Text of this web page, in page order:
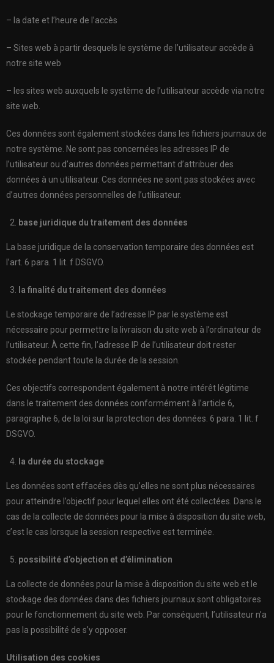
– la date et l’heure de l’accès
– Sites web à partir desquels le système de l’utilisateur accède à
notre site web
– les sites web auxquels le système de l’utilisateur accède via notre
site web.
Ces données sont également stockées dans les fichiers journaux de
notre système. Ne sont pas concernées les adresses IP de
l’utilisateur ou d’autres données permettant d’attribuer des
données à un utilisateur. Ces données ne sont pas stockées avec
d’autres données personnelles de l’utilisateur.
base juridique du traitement des données
La base juridique de la conservation temporaire des données est
l’art. 6 para. 1 lit. f DSGVO.
la finalité du traitement des données
Le stockage temporaire de l’adresse IP par le système est
nécessaire pour permettre la livraison du site web à l’ordinateur de
l’utilisateur. À cette fin, l’adresse IP de l’utilisateur doit rester
stockée pendant toute la durée de la session.
Ces objectifs correspondent également à notre intérêt légitime
dans le traitement des données conformément à l’article 6,
paragraphe 6, de la loi sur la protection des données. 6 para. 1 lit. f
DSGVO.
la durée du stockage
Les données sont effacées dès qu’elles ne sont plus nécessaires
pour atteindre l’objectif pour lequel elles ont été collectées. Dans le
cas de la collecte de données pour la mise à disposition du site web,
c’est le cas lorsque la session respective est terminée.
possibilité d’objection et d’élimination
La collecte de données pour la mise à disposition du site web et le
stockage des données dans des fichiers journaux sont obligatoires
pour le fonctionnement du site web. Par conséquent, l’utilisateur n’a
pas la possibilité de s’y opposer.
Utilisation des cookies